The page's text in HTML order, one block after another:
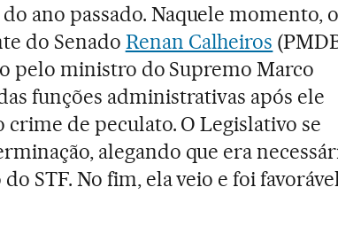
ano passado. Naquele momento, o
do Senado Renan Calheiros
pelo ministro do Supremo Marco
funções administrativas após ele
de peculato. O Legislativo se
alegando que era
STF. No fim, ela veio e foi